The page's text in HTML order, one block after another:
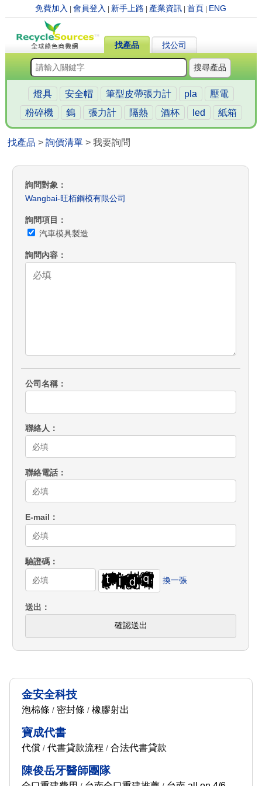
免費加入 |會員登入 新手上路 產業資訊 |首頁 ENG
找產品 找公司
搜尋產品
燈具 安全帽 筆型皮帶張力計 pla
壓電
粉碎機
鎢 張力計 隔熱 酒杯 led 紙箱
找產品 >詢價清單 > 我要詢問
詢問對象
Wangbai-旺栢鋼模有限公司
詢問項目
汽車模具製造
詢問內容
公司名稱
聯絡人
聯絡電話
E-mail
驗證碼
換一張
送出
確認送出
金安全科技
泡棉條 / 密封條 / 橡膠射出
寶成代書
代償/ 代書貸款流程 / 合法代書貸款
陳俊岳牙醫師團隊